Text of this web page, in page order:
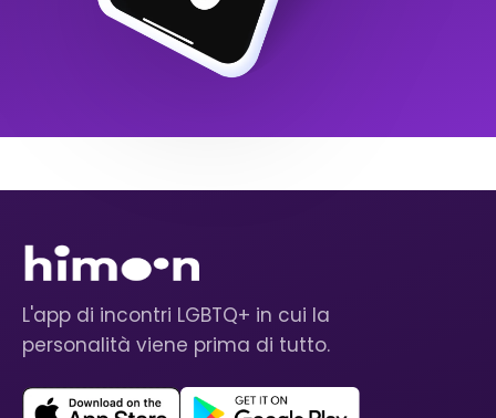
L'app di incontri LGBTQ+ in cui la
personalità viene prima di tutto.